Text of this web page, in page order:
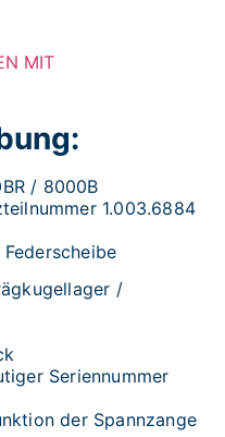
MIT
/ 8000B
1.003.6884
/
Seriennummer
der Spannzange